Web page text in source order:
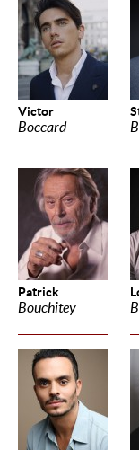
Victor
Boccard
Patrick
Bouchitey